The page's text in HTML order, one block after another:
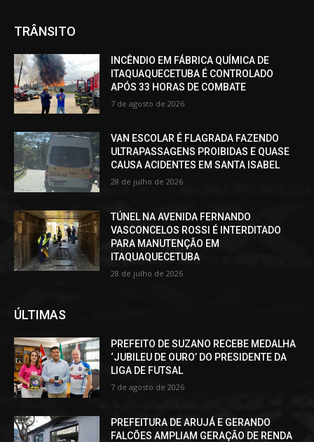
TRÂNSITO
INCÊNDIO EM FÁBRICA QUÍMICA DE
ITAQUAQUECETUBA É CONTROLADO
APÓS 33 HORAS DE COMBATE
7 de agosto de 2026
VAN ESCOLAR É FLAGRADA FAZENDO
ULTRAPASSAGENS PROIBIDAS E QUASE
CAUSA ACIDENTES EM SANTA ISABEL
28 de julho de 2026
TÚNEL NA AVENIDA FERNANDO
VASCONCELOS ROSSI É INTERDITADO
PARA MANUTENÇÃO EM
ITAQUAQUECETUBA
28 de julho de 2026
ÚLTIMAS
PREFEITO DE SUZANO RECEBE MEDALHA
‘JUBILEU DE OURO’ DO PRESIDENTE DA
LIGA DE FUTSAL
7 de agosto de 2026
PREFEITURA DE ARUJÁ E GERANDO
FALCÕES AMPLIAM GERAÇÃO DE RENDA